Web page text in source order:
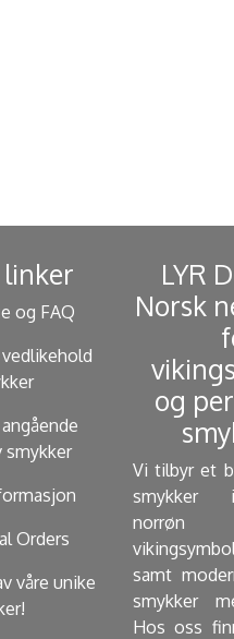
linker
og FAQ
smykker
Orders
våre unike
LYR
Norsk
og
Vi tilbyr et
smykker
norrøn
samt
smykker
Hos oss